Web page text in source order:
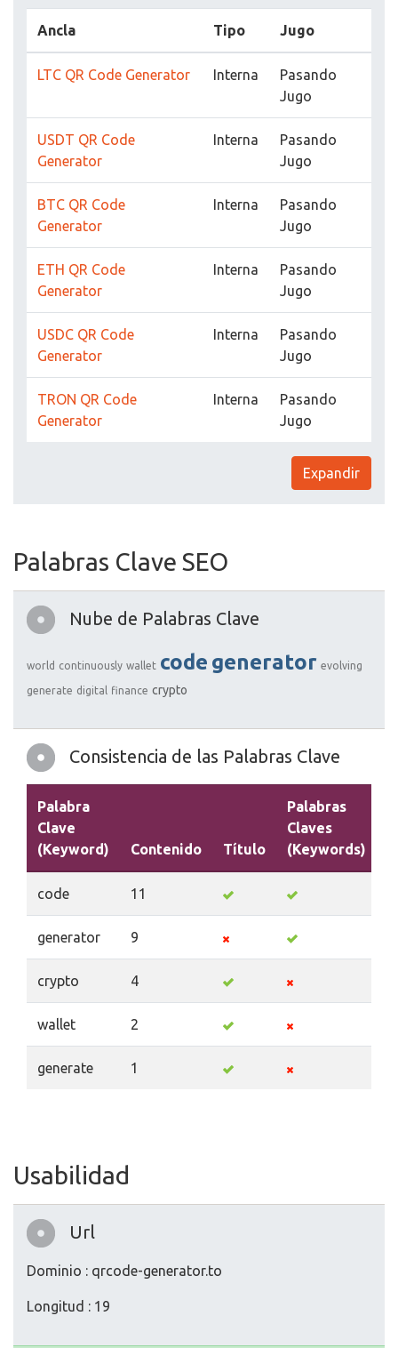
Ancla Tipo Jugo
LTC QR Code Generator Interna
Pasando
Jugo
USDT QR Code
Generator
Interna
Pasando
Jugo
BTC QR Code
Generator
Interna
Pasando
Jugo
ETH QR Code
Generator
Interna
Pasando
Jugo
USDC QR Code
Generator
Interna
Pasando
Jugo
TRON QR Code
Generator
Interna
Pasando
Jugo
Expandir
Palabras Clave SEO
Nube de Palabras Clave
world continuously wallet code generator evolving
generate digital finance crypto
Consistencia de las Palabras Clave
Palabra
Clave
(Keyword)
Contenido Título
Palabras
Claves
(Keywords)
code 11
generator 9
crypto 4
wallet 2
generate 1
Usabilidad
Url
Dominio : qrcode-generator.to
Longitud : 19